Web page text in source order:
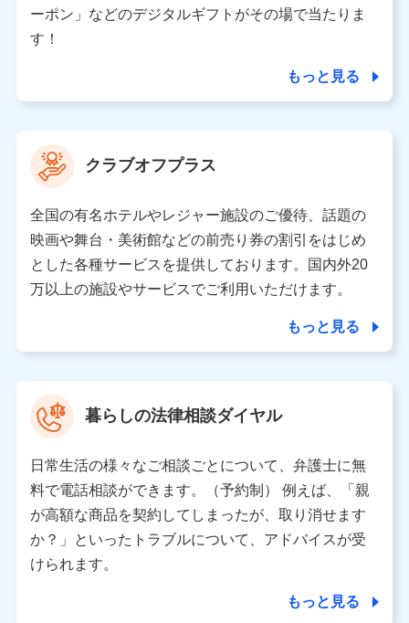
個人情報の第三者提供について
当社は利用目的の達成に必要な範囲内において個人情報
の取り扱いの全部または一部を委託する場合がありま
す。
個人データの共同利用
当社は株式会社NTTドコモとの間で、以下のとおり個
人データを共同利用します。
氏名、電話番号、メールアドレス、お客さまの識別子、属
性、連絡先、dポイントサービスのご利用に関する情報。例
として、dポイントカード番号、性別、年齢、家族構成、住
所、dポイント残高、dポイント利用履歴などが含まれます。
利用情報
当社又は株式会社NTTドコモが提供する各種サービスなどの
ご契約・ご利用などに関する情報。例として、当社又は株式
会社NTTドコモが提供する各種サービスのご契約状態・ご利
用履歴インターネット利用時の行動に関する情報、アプリケ
ーション利用時の行動に関する情報、購入されたサービスや
ーポン」などのデジタルギフトがその場で当たりま
す！
もっと見る
クラブオフプラス
全国の有名ホテルやレジャー施設のご優待、話題の
映画や舞台・美術館などの前売り券の割引をはじめ
とした各種サービスを提供しております。国内外20
万以上の施設やサービスでご利用いただけます。
もっと見る
暮らしの法律相談ダイヤル
日常生活の様々なご相談ごとについて、弁護士に無
料で電話相談ができます。（予約制） 例えば、「親
が高額な商品を契約してしまったが、取り消せます
か？」といったトラブルについて、アドバイスが受
けられます。
もっと見る